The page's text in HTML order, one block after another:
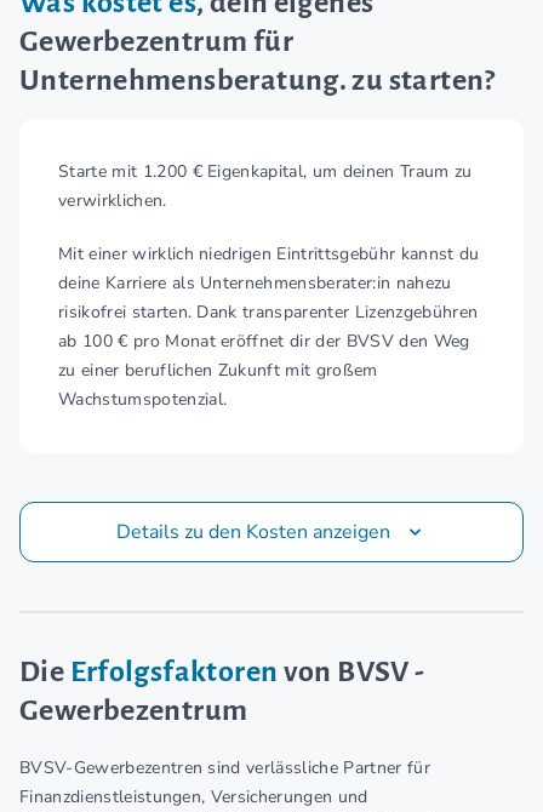
Gewerbezentrum für
Unternehmensberatung. zu starten?
Starte mit 1.200 € Eigenkapital, um deinen Traum zu
verwirklichen.
Mit einer wirklich niedrigen Eintrittsgebühr kannst du
deine Karriere als Unternehmensberater:in nahezu
risikofrei starten. Dank transparenter Lizenzgebühren
ab 100 € pro Monat eröffnet dir der BVSV den Weg
zu einer beruflichen Zukunft mit großem
Wachstumspotenzial.
Details zu den Kosten anzeigen
Die Erfolgsfaktoren von BVSV -
Gewerbezentrum
BVSV-Gewerbezentren sind verlässliche Partner für
Finanzdienstleistungen, Versicherungen und